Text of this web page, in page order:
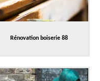
Rénovation boiserie 88